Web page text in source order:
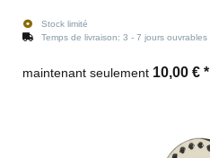
Stock limité
Temps de livraison: 3 - 7 jours ouvrables
maintenant seulement 10,00 € *